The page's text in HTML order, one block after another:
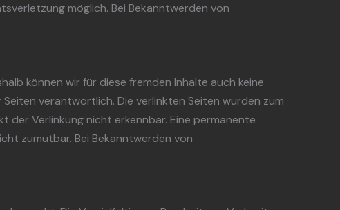
möglich. Bei Bekanntwerden von
können wir für diese fremden Inhalte auch keine
verantwortlich. Die verlinkten Seiten wurden zum
Verlinkung nicht erkennbar. Eine permanente
zumutbar. Bei Bekanntwerden von